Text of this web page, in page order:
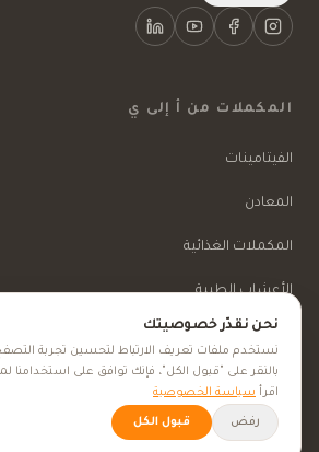
المكملات من أ إلى ي
الفيتامينات
المعادن
المكملات الغذائية
الأعشاب الطبية
الجمال والعناية
الأهداف الصحية
نحن نقدّر خصوصيتك
نستخدم ملفات تعريف الارتباط لتحسين تجربة
بالنقر على "قبول الكل"، فإنك توافق على استخدامنا
اقرأ سياسة الخصوصية
رفض قبول الكل